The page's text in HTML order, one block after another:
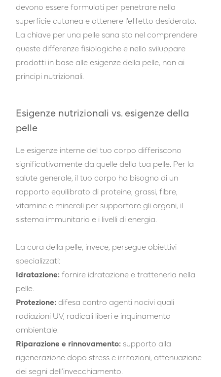
devono essere formulati per penetrare nella
superficie cutanea e ottenere l'effetto desiderato.
La chiave per una pelle sana sta nel comprendere
queste differenze fisiologiche e nello sviluppare
prodotti in base alle esigenze della pelle, non ai
principi nutrizionali.
Esigenze nutrizionali vs. esigenze della
pelle
Le esigenze interne del tuo corpo differiscono
significativamente da quelle della tua pelle. Per la
salute generale, il tuo corpo ha bisogno di un
rapporto equilibrato di proteine, grassi, fibre,
vitamine e minerali per supportare gli organi, il
sistema immunitario e i livelli di energia.
La cura della pelle, invece, persegue obiettivi
specializzati:
Idratazione: fornire idratazione e trattenerla nella
pelle.
Protezione: difesa contro agenti nocivi quali
radiazioni UV, radicali liberi e inquinamento
ambientale.
Riparazione e rinnovamento: supporto alla
rigenerazione dopo stress e irritazioni, attenuazione
dei segni dell'invecchiamento.